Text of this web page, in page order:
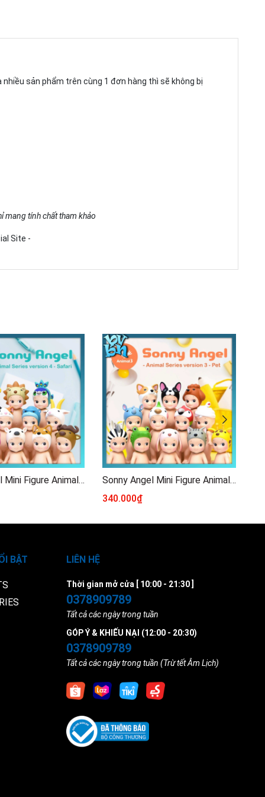
sản phẩm trên cùng 1 đơn hàng thì sẽ không bị
mang tính chất tham khảo
Sonny Angel Mini Figure Animal Series Ver 4
Sonny Angel Mini Figure Animal Series Ver 3
340.000₫
BẬT LIÊN HỆ
Thời gian mở cửa [ 10:00 - 21:30 ]
0378909789
Tất cả các ngày trong tuần
GÓP Ý & KHIẾU NẠI (12:00 - 20:30)
0378909789
Tất cả các ngày trong tuần (Trừ tết Âm Lịch)